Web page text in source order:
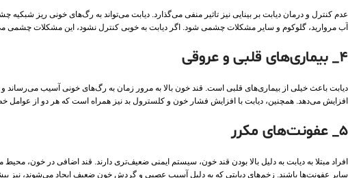
عدم کنترل و درمان دیابت بر بینایی نیز تاثیر منفی می‌گذارد. دیابت می‌تواند به رگ‌های خونی ریز شبکیه
آب مروارید، گلوکوم و سایر مشکلات چشمی شود. اگر دیابت به خوبی کنترل نشود، این مشکلات چشمی
4_ بیماری‌های قلبی و عروقی
دیابت باعث خیلی از بیماری‌های قلبی است. قند خون بالا به مرور زمان به رگ‌های خونی آسیب
افزایش می‌دهد. همچنین، دیابت با افزایش فشار خون و کلسترول بد نیز همراه است که هر دو از عوامل
5_ عفونت‌های مکرر
افراد مبتلا به دیابت به دلیل بالا بودن قند خون، سیستم ایمنی ضعیف‌تری دارند. قند اضافی در خون،
سایر عفونت‌ها باشند. زخم‌های دیابتی که به دلیل آسیب عصبی و گردش خون ضعیف ایجاد می‌شوند، نیز